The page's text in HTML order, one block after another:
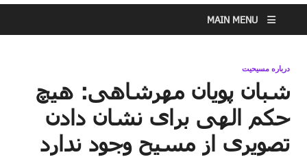
MAIN MENU
درباره مسیحیت
شبان پویان مهرشاهی: هیچ
حکم الهی برای نشان دادن
تصویری از مسیح وجود ندارد